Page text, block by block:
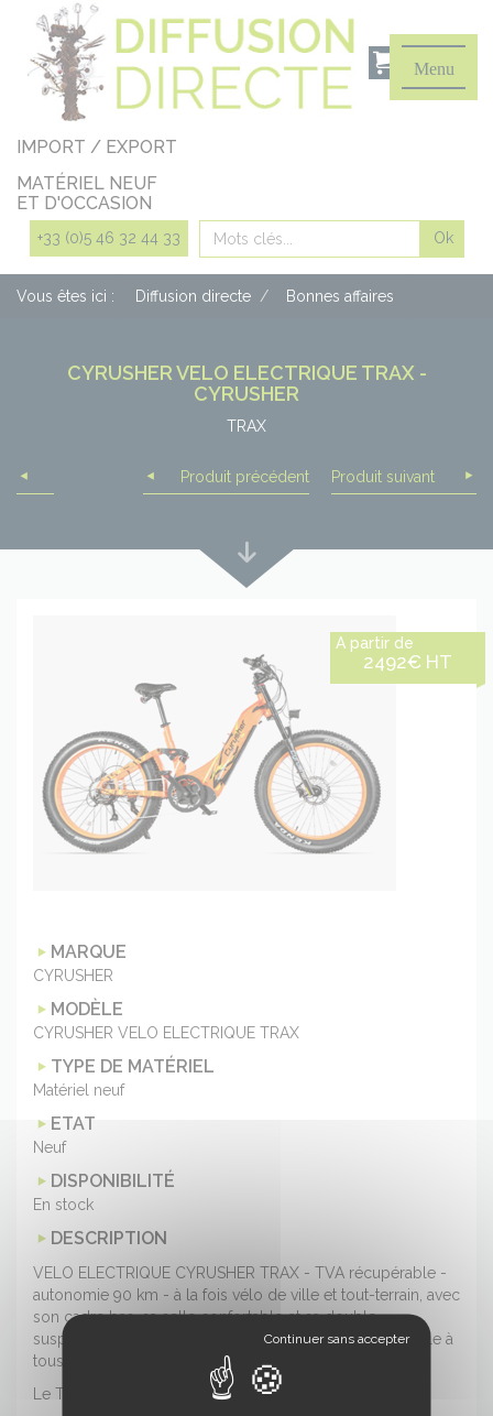
Menu
IMPORT / EXPORT
MATÉRIEL NEUF
ET D'OCCASION
+33 (0)5 46 32 44 33 Rechercher
Vous êtes ici : Diffusion directe Bonnes affaires
CYRUSHER VELO ELECTRIQUE TRAX -
CYRUSHER
TRAX
Produit suivant
Produit précédent
Lire
plus
bas
MARQUE
CYRUSHER
MODÈLE
CYRUSHER VELO ELECTRIQUE TRAX
TYPE DE MATÉRIEL
Matériel neuf
ETAT
Neuf
DISPONIBILITÉ
En stock
DESCRIPTION
VELO ELECTRIQUE CYRUSHER TRAX - TVA récupérable -
autonomie 90 km - à la fois vélo de ville et tout-terrain, avec
son cadre bas, sa selle confortable et sa double
suspension, en fait un vélo ultra confortable et accessible à
tous.
Le TRAX possède de nombreux atouts :
A partir de
2492€ HT
Panneau de gestion des cookies